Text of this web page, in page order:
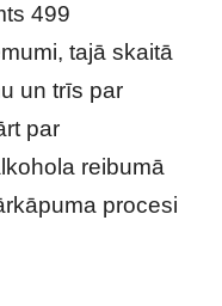
499
tajā skaitā
un trīs par
par
reibumā
procesi